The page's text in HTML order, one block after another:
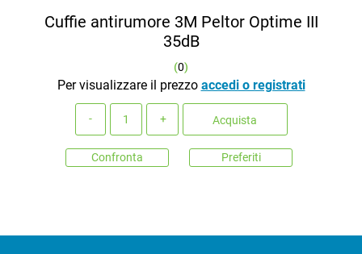
Cuffie antirumore 3M Peltor Optime III
35dB
(0)
Per visualizzare il prezzo accedi o registrati
Acquista
Confronta Preferiti